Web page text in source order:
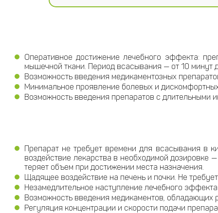
Оперативное достижение лечебного эффекта:
мышечной ткани. Период всасывания — от 10 минут
Возможность введения медикаментозных
Минимальное проявление болевых и
Возможность введения препаратов с длительными
Препарат не требует времени для всасывания в
воздействие лекарства в необходимой дозировке
теряет объем при достижении места назначения.
Щадящее воздействие на печень и почки. Не
Незамедлительное наступление лечебного
Возможность введения медикаментов,
Регуляция концентрации и скорости подачи